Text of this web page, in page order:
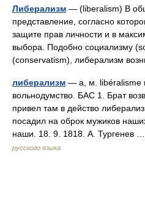
Либерализм — (liberalism) В
представление, согласно
защите прав личности и в
выбора. Подобно социализму
(conservatism), либерализм
либерализм — а, м. libéralisme
вольнодумство. БАС 1. Брат
привел там в действо
посадил на оброк мужиков
наши. 18. 9. 1818. А. Тургенев
русского языка